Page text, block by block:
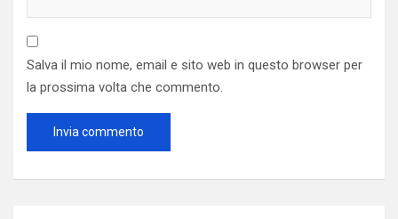
Salva il mio nome, email e sito web in questo browser per
la prossima volta che commento.